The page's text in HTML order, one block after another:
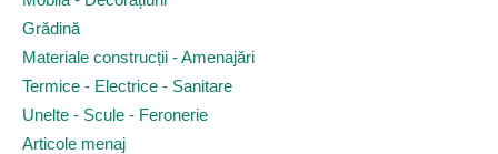
Grădină
Materiale construcții - Amenajări
Termice - Electrice - Sanitare
Unelte - Scule - Feronerie
Articole menaj